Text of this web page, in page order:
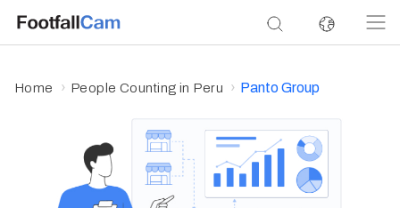
Home People Counting in Peru Panto Group